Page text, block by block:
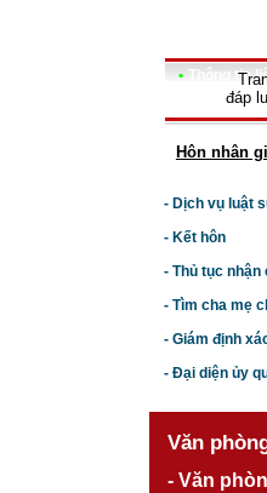
• Thông tin
đáp
Hôn nhân
- Dịch vụ luật
- Kết hôn
- Thủ tục nhận
- Tìm cha mẹ
- Giám định
- Đại diện ủy
Văn
- Văn